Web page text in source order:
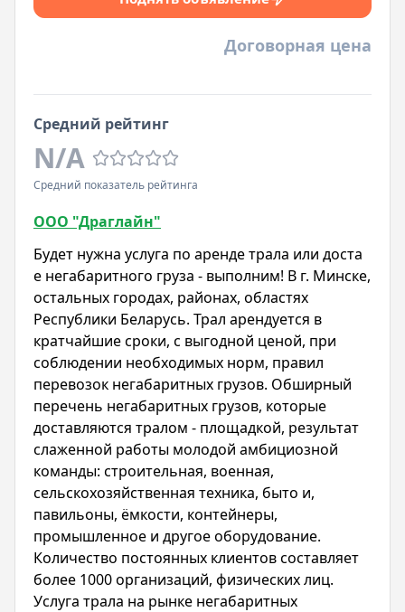
ООО "Драглайн"
Будет нужна услуга по аренде трала или доста
е негабаритного груза - выполним! В г. Минске,
остальных городах, районах, областях
Республики Беларусь. Трал арендуется в
кратчайшие сроки, с выгодной ценой, при
соблюдении необходимых норм, правил
перевозок негабаритных грузов. Обширный
перечень негабаритных грузов, которые
доставляются тралом - площадкой, результат
слаженной работы молодой амбициозной
команды: строительная, военная,
сельскохозяйственная техника, быто и,
павильоны, ёмкости, контейнеры,
промышленное и другое оборудование.
Количество постоянных клиентов составляет
более 1000 организаций, физических лиц.
Услуга трала на рынке негабаритных
Договорная цена
Средний рейтинг
N/A
Средний показатель рейтинга